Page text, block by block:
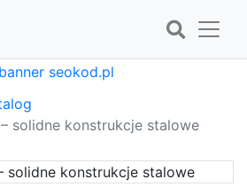
solidne konstrukcje stalowe